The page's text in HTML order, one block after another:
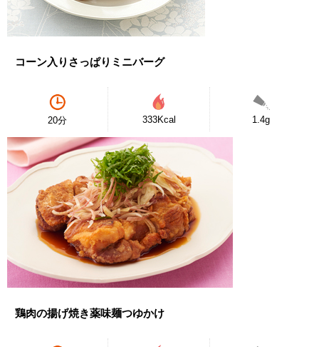
コーン入りさっぱりミニバーグ
20分 333Kcal 1.4g
鶏肉の揚げ焼き薬味麺つゆかけ